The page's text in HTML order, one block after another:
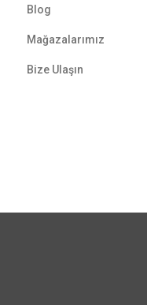
Blog
Mağazalarımız
Bize Ulaşın